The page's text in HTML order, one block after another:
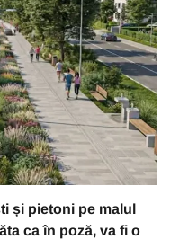
și pietoni pe malul
ca în poză, va fi o